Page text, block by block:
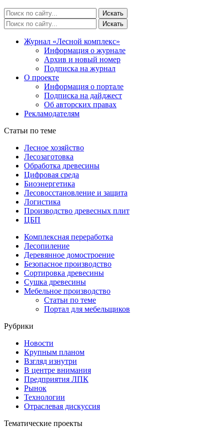
Журнал «Лесной комплекс»
Информация о журнале
Архив и новый номер
Подписка на журнал
О проекте
Информация о портале
Подписка на дайджест
Об авторских правах
Рекламодателям
Статьи по теме
Лесное хозяйство
Лесозаготовка
Обработка древесины
Цифровая среда
Биоэнергетика
Лесовосстановление и защита
Логистика
Производство древесных плит
ЦБП
Комплексная переработка
Лесопиление
Деревянное домостроение
Безопасное производство
Сортировка древесины
Сушка древесины
Мебельное производство
Статьи по теме
Портал для мебельщиков
Рубрики
Новости
Крупным планом
Взгляд изнутри
В центре внимания
Предприятия ЛПК
Рынок
Технологии
Отраслевая дискуссия
Тематические проекты